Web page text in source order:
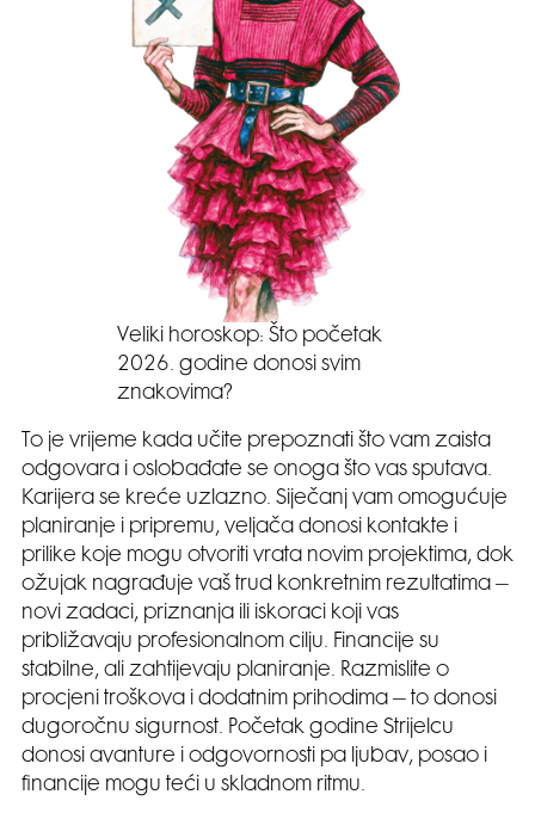
Veliki horoskop: Što početak
2026. godine donosi svim
znakovima?
To je vrijeme kada učite prepoznati što vam zaista
odgovara i oslobađate se onoga što vas sputava.
Karijera se kreće uzlazno. Siječanj vam omogućuje
planiranje i pripremu, veljača donosi kontakte i
prilike koje mogu otvoriti vrata novim projektima, dok
ožujak nagrađuje vaš trud konkretnim rezultatima –
novi zadaci, priznanja ili iskoraci koji vas
približavaju profesionalnom cilju. Financije su
stabilne, ali zahtijevaju planiranje. Razmislite o
procjeni troškova i dodatnim prihodima – to donosi
dugoročnu sigurnost. Početak godine Strijelcu
donosi avanture i odgovornosti pa ljubav, posao i
financije mogu teći u skladnom ritmu.